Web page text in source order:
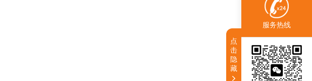
服务热线
点
击
隐
藏